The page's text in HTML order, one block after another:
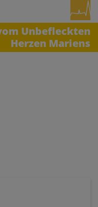
Unbefleckten
Herzen Mariens